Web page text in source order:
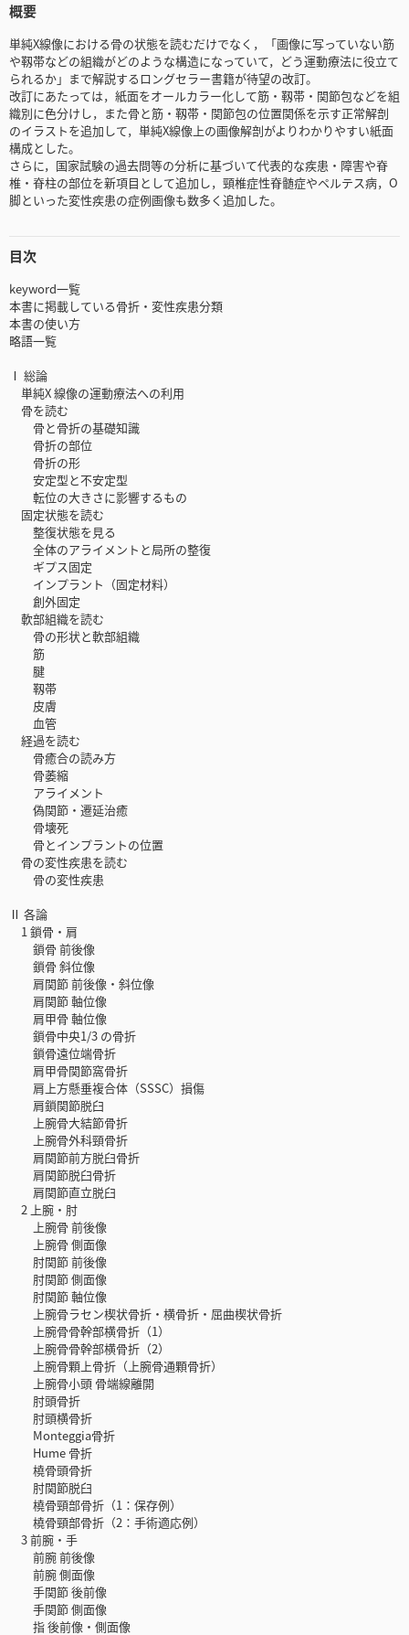
概要
単純X線像における骨の状態を読むだけでなく，「画像に写っていない筋
や靱帯などの組織がどのような構造になっていて，どう運動療法に役立て
られるか」まで解説するロングセラー書籍が待望の改訂。
改訂にあたっては，紙面をオールカラー化して筋・靱帯・関節包などを組
織別に色分けし，また骨と筋・靱帯・関節包の位置関係を示す正常解剖
のイラストを追加して，単純X線像上の画像解剖がよりわかりやすい紙面
構成とした。
さらに，国家試験の過去問等の分析に基づいて代表的な疾患・障害や脊
椎・脊柱の部位を新項目として追加し，頸椎症性脊髄症やペルテス病，O
脚といった変性疾患の症例画像も数多く追加した。
目次
keyword一覧
本書に掲載している骨折・変性疾患分類
本書の使い方
略語一覧
Ⅰ 総論
単純X 線像の運動療法への利用
骨を読む
骨と骨折の基礎知識
骨折の部位
骨折の形
安定型と不安定型
転位の大きさに影響するもの
固定状態を読む
整復状態を見る
全体のアライメントと局所の整復
ギプス固定
インプラント（固定材料）
創外固定
軟部組織を読む
骨の形状と軟部組織
筋
腱
靱帯
皮膚
血管
経過を読む
骨癒合の読み方
骨萎縮
アライメント
偽関節・遷延治癒
骨壊死
骨とインプラントの位置
骨の変性疾患を読む
骨の変性疾患
Ⅱ 各論
1 鎖骨・肩
鎖骨 前後像
鎖骨 斜位像
肩関節 前後像・斜位像
肩関節 軸位像
肩甲骨 軸位像
鎖骨中央1/3 の骨折
鎖骨遠位端骨折
肩甲骨関節窩骨折
肩上方懸垂複合体（SSSC）損傷
肩鎖関節脱臼
上腕骨大結節骨折
上腕骨外科頸骨折
肩関節前方脱臼骨折
肩関節脱臼骨折
肩関節直立脱臼
2 上腕・肘
上腕骨 前後像
上腕骨 側面像
肘関節 前後像
肘関節 側面像
肘関節 軸位像
上腕骨ラセン楔状骨折・横骨折・屈曲楔状骨折
上腕骨骨幹部横骨折（1）
上腕骨骨幹部横骨折（2）
上腕骨顆上骨折（上腕骨通顆骨折）
上腕骨小頭 骨端線離開
肘頭骨折
肘頭横骨折
Monteggia骨折
Hume 骨折
橈骨頭骨折
肘関節脱臼
橈骨頸部骨折（1：保存例）
橈骨頸部骨折（2：手術適応例）
3 前腕・手
前腕 前後像
前腕 側面像
手関節 後前像
手関節 側面像
指 後前像・側面像